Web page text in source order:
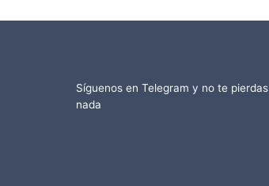
Síguenos en Telegram y no te pierdas
nada